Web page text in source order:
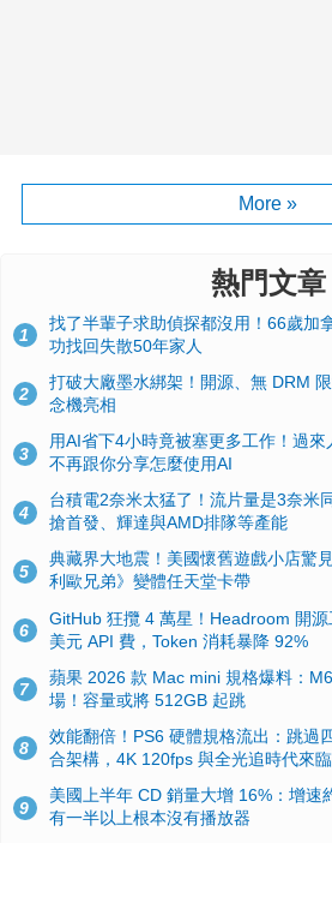
More »
熱門文章
1
找了半輩子求助偵探都沒用！66歲加
功找回失散50年家人
2
打破大廠墨水綁架！開源、無 DRM
念機亮相
3
用AI省下4小時竟被塞更多工作！過
不再跟你分享怎麼使用AI
4
台積電2奈米太猛了！流片量是3奈米
搶首發、輝達與AMD排隊等產能
5
典藏界大地震！美國懷舊遊戲小店驚
利歐兄弟》變體任天堂卡帶
6
GitHub 狂攬 4 萬星！Headroom 開
美元 API 費，Token 消耗暴降 92%
7
蘋果 2026 款 Mac mini 規格爆料：
場！容量或將 512GB 起跳
8
效能翻倍！PS6 硬體規格流出：跳過
合架構，4K 120fps 與全光追時代來臨
9
美國上半年 CD 銷量大增 16%：增速
有一半以上根本沒有播放器